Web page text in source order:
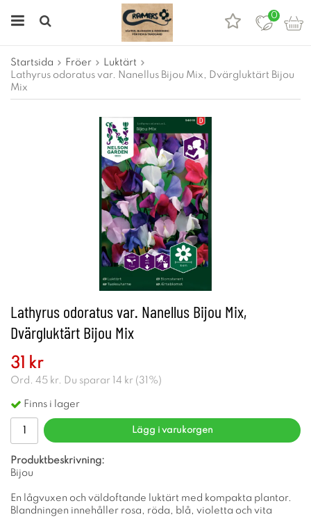
0
Startsida Fröer
Luktärt
Lathyrus odoratus var. Nanellus Bijou Mix, Dvärgluktärt Bijou
Mix
Lathyrus odoratus var. Nanellus Bijou Mix,
Dvärgluktärt Bijou Mix
31 kr
Ord. 45 kr. Du sparar 14 kr ( 31 %)
Finns i lager
Lägg i varukorgen
Produktbeskrivning:
Bijou
En lågvuxen och väldoftande luktärt med kompakta plantor.
Blandningen innehåller rosa, röda, blå, violetta och vita